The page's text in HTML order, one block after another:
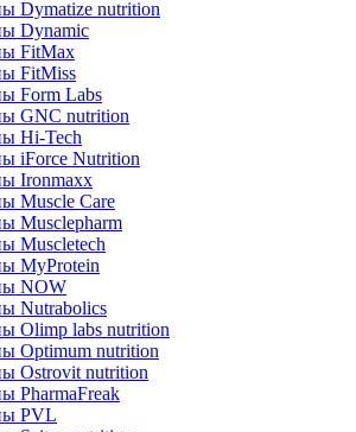
Dymatize nutrition
Dynamic
FitMax
FitMiss
Form Labs
GNC nutrition
Hi-Tech
iForce Nutrition
Ironmaxx
Muscle Care
Musclepharm
Muscletech
MyProtein
NOW
Nutrabolics
Olimp labs nutrition
Optimum nutrition
Ostrovit nutrition
PharmaFreak
PVL